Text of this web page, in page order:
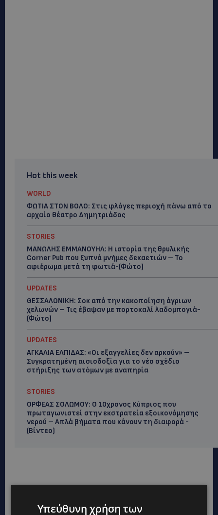
Hot this week
WORLD
ΦΩΤΙΑ ΣΤΟΝ ΒΟΛΟ: Στις φλόγες περιοχή πάνω από το
αρχαίο θέατρο Δημητριάδος
STORIES
ΜΑΝΩΛΗΣ ΕΜΜΑΝΟΥΗΛ: Η ιστορία της θρυλικής
Corner Pub που ξυπνά μνήμες δεκαετιών – Το
αφιέρωμα μετά τη φωτιά-(Φώτο)
UPDATES
ΘΕΣΣΑΛΟΝΙΚΗ: Σοκ από την κακοποίηση άγριων
χελωνών – Τις έβαψαν με πορτοκαλί λαδομπογιά-
(Φώτο)
UPDATES
ΑΓΚΑΛΙΑ ΕΛΠΙΔΑΣ: «Οι εξαγγελίες δεν αρκούν» –
Συγκρατημένη αισιοδοξία για το νέο σχέδιο
στήριξης των ατόμων με αναπηρία
STORIES
ΟΡΦΕΑΣ ΣΟΛΩΜΟΥ: Ο 10χρονος Κύπριος που
πρωταγωνιστεί στην εκστρατεία εξοικονόμησης
νερού – Απλά βήματα που κάνουν τη διαφορά -
(Βίντεο)
Υπεύθυνη χρήση των